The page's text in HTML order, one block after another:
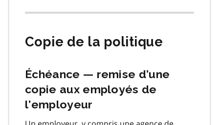
Copie de la politique
Échéance — remise d’une
copie aux employés de
l’employeur